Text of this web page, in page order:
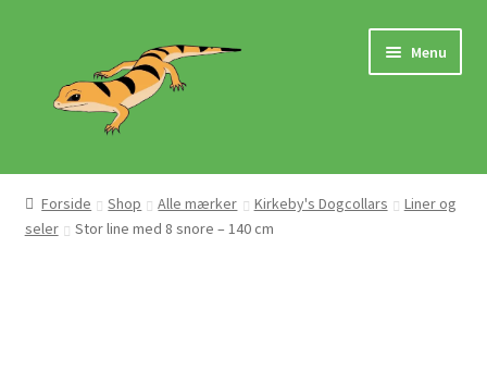
navigation
indhold
Menu
Hjem
Butik
Forside Shop Alle mærker Kirkeby's Dogcollars
Liner og
seler
Stor line med 8 snore – 140 cm